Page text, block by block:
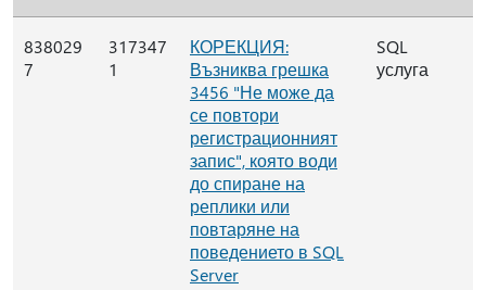
838029
7
317347
1
КОРЕКЦИЯ:
Възниква грешка
3456 "Не може да
се повтори
регистрационният
запис", която води
до спиране на
реплики или
повтаряне на
поведението в SQL
Server
SQL
услуга